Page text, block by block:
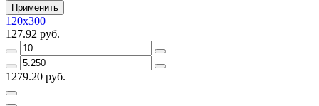
Применить
120х300
127.92 руб.
1279.20 руб.